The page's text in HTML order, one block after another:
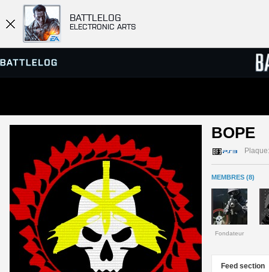
BATTLELOG
ELECTRONIC ARTS
SERVEURS
PARTIES
BOPE
Plaque:
MEMBRES (8)
Fondateur
Feed section